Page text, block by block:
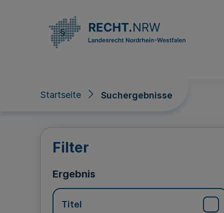
Startseite Suchergebnisse
Suchergebnisse
Filter
Ergebnis
Titel